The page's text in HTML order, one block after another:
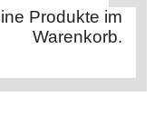
Produkte im
Warenkorb.